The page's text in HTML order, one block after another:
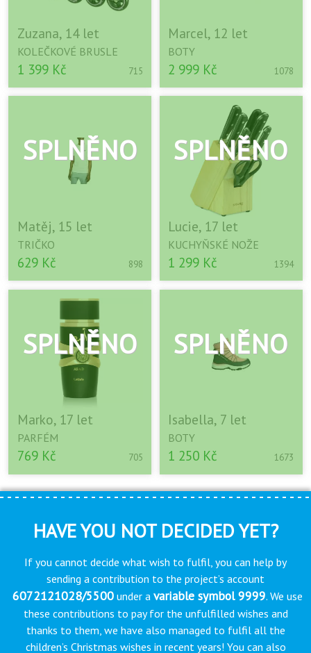
Zuzana, 14 let
KOLEČKOVÉ BRUSLE
1 399 Kč 715
Marcel, 12 let
BOTY
2 999 Kč 1078
Matěj, 15 let
TRIČKO
629 Kč 898
Lucie, 17 let
KUCHYŇSKÉ NOŽE
1 299 Kč 1394
Marko, 17 let
PARFÉM
769 Kč 705
Isabella, 7 let
BOTY
1 250 Kč 1673
HAVE YOU NOT DECIDED YET?
If you cannot decide what wish to fulfil, you can help by
sending a contribution to the project’s account
6072121028/5500under a variable symbol 9999. We use
these contributions to pay for the unfulfilled wishes and
thanks to them, we have also managed to fulfil all the
children’s Christmas wishes in recent years! You can also